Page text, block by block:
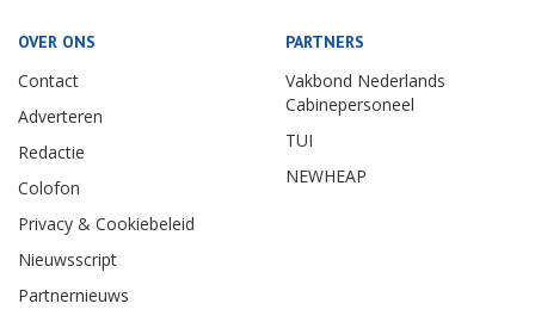
OVER ONS
Contact
Adverteren
Redactie
Colofon
Privacy & Cookiebeleid
Nieuwsscript
Partnernieuws
PARTNERS
Vakbond Nederlands
Cabinepersoneel
TUI
NEWHEAP